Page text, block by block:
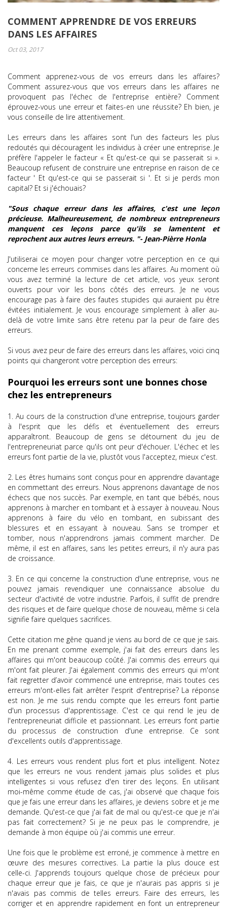
COMMENT APPRENDRE DE VOS ERREURS
DANS LES AFFAIRES
Oct 03, 2017
Comment apprenez-vous de vos erreurs dans les affaires?
Comment assurez-vous que vos erreurs dans les affaires ne
provoquent pas l'échec de l'entreprise entière? Comment
éprouvez-vous une erreur et faites-en une réussite? Eh bien, je
vous conseille de lire attentivement.
Les erreurs dans les affaires sont l'un des facteurs les plus
redoutés qui découragent les individus à créer une entreprise. Je
préfère l'appeler le facteur « Et qu'est-ce qui se passerait si ».
Beaucoup refusent de construire une entreprise en raison de ce
facteur ' Et qu'est-ce qui se passerait si '. Et si je perds mon
capital? Et si j'échouais?
"Sous chaque erreur dans les affaires, c'est une leçon
précieuse. Malheureusement, de nombreux entrepreneurs
manquent ces leçons parce qu'ils se lamentent et
reprochent aux autres leurs erreurs. "- Jean-Pièrre Honla
J'utiliserai ce moyen pour changer votre perception en ce qui
concerne les erreurs commises dans les affaires. Au moment où
vous avez terminé la lecture de cet article, vos yeux seront
ouverts pour voir les bons côtés des erreurs. Je ne vous
encourage pas à faire des fautes stupides qui auraient pu être
évitées initialement. Je vous encourage simplement à aller au-
delà de votre limite sans être retenu par la peur de faire des
erreurs.
Si vous avez peur de faire des erreurs dans les affaires, voici cinq
points qui changeront votre perception des erreurs:
Pourquoi les erreurs sont une bonnes chose
chez les entrepreneurs
1. Au cours de la construction d'une entreprise, toujours garder
à l'esprit que les défis et éventuellement des erreurs
apparaîtront. Beaucoup de gens se détournent du jeu de
l'entrepreneuriat parce qu'ils ont peur d'échouer. L'échec et les
erreurs font partie de la vie, plustôt vous l'acceptez, mieux c'est.
2. Les êtres humains sont conçus pour en apprendre davantage
en commettant des erreurs. Nous apprenons davantage de nos
échecs que nos succès. Par exemple, en tant que bébés, nous
apprenons à marcher en tombant et à essayer à nouveau. Nous
apprenons à faire du vélo en tombant, en subissant des
blessures et en essayant à nouveau. Sans se tromper et
tomber, nous n'apprendrons jamais comment marcher. De
même, il est en affaires, sans les petites erreurs, il n'y aura pas
de croissance.
3. En ce qui concerne la construction d'une entreprise, vous ne
pouvez jamais revendiquer une connaissance absolue du
secteur d'activité de votre industrie. Parfois, il suffit de prendre
des risques et de faire quelque chose de nouveau, même si cela
signifie faire quelques sacrifices.
Cette citation me gêne quand je viens au bord de ce que je sais.
En me prenant comme exemple, j'ai fait des erreurs dans les
affaires qui m'ont beaucoup coûté. J'ai commis des erreurs qui
m'ont fait pleurer. J'ai également commis des erreurs qui m'ont
fait regretter d’avoir commencé une entreprise, mais toutes ces
erreurs m'ont-elles fait arrêter l'esprit d'entreprise? La réponse
est non. Je me suis rendu compte que les erreurs font partie
d'un processus d'apprentissage. C'est ce qui rend le jeu de
l'entrepreneuriat difficile et passionnant. Les erreurs font partie
du processus de construction d'une entreprise. Ce sont
d'excellents outils d'apprentissage.
4. Les erreurs vous rendent plus fort et plus intelligent. Notez
que les erreurs ne vous rendent jamais plus solides et plus
intelligentes si vous refusez d'en tirer des leçons. En utilisant
moi-même comme étude de cas, j'ai observé que chaque fois
que je fais une erreur dans les affaires, je deviens sobre et je me
demande. Qu'est-ce que j'ai fait de mal ou qu'est-ce que je n'ai
pas fait correctement? Si je ne peux pas le comprendre, je
demande à mon équipe où j'ai commis une erreur.
Une fois que le problème est erroné, je commence à mettre en
œuvre des mesures correctives. La partie la plus douce est
celle-ci. J'apprends toujours quelque chose de précieux pour
chaque erreur que je fais, ce que je n'aurais pas appris si je
n'avais pas commis de telles erreurs. Faire des erreurs, les
corriger et en apprendre rapidement en font un entrepreneur